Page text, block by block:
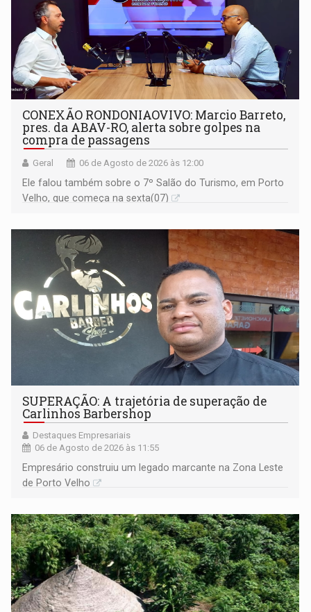
CONEXÃO RONDONIAOVIVO: Marcio Barreto,
pres. da ABAV-RO, alerta sobre golpes na
compra de passagens
Geral 06 de Agosto de 2026 às 12:00
Ele falou também sobre o 7º Salão do Turismo, em Porto
Velho, que começa na sexta(07)
SUPERAÇÃO: A trajetória de superação de
Carlinhos Barbershop
Destaques Empresariais
06 de Agosto de 2026 às 11:55
Empresário construiu um legado marcante na Zona Leste
de Porto Velho